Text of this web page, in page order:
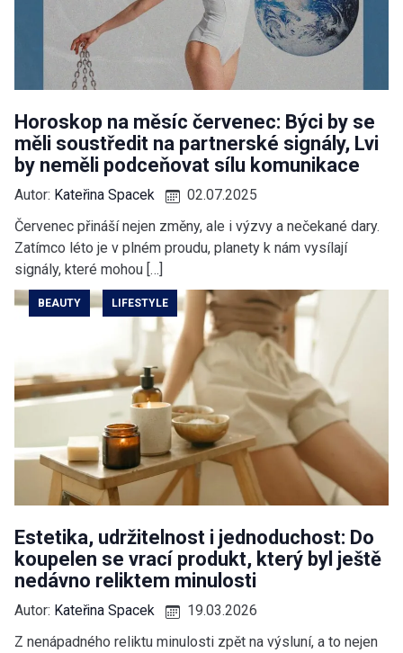
Horoskop na měsíc červenec: Býci by se
měli soustředit na partnerské signály, Lvi
by neměli podceňovat sílu komunikace
Autor: Kateřina Spacek
02.07.2025
Červenec přináší nejen změny, ale i výzvy a nečekané dary.
Zatímco léto je v plném proudu, planety k nám vysílají
signály, které mohou […]
BEAUTY LIFESTYLE
Estetika, udržitelnost i jednoduchost: Do
koupelen se vrací produkt, který byl ještě
nedávno reliktem minulosti
Autor: Kateřina Spacek
19.03.2026
Z nenápadného reliktu minulosti zpět na výsluní, a to nejen